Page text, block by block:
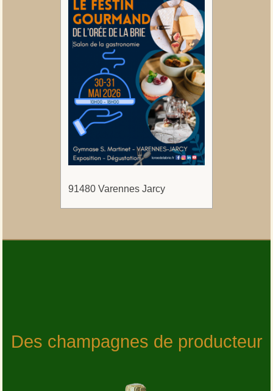
91480 Varennes Jarcy
Des champagnes de producteur